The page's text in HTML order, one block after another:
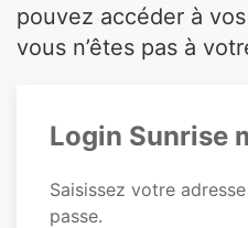
pouvez accéder à
vous n’êtes pas à
Login Sunrise
Saisissez votre
passe.